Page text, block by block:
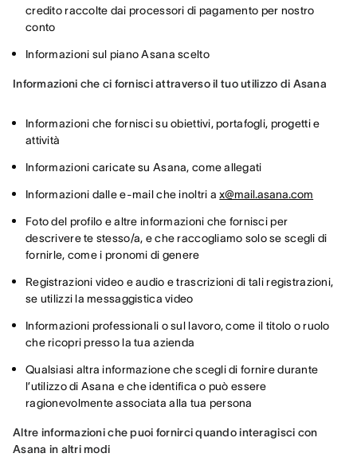
credito raccolte dai processori di pagamento per nostro
conto
Informazioni sul piano Asana scelto
Informazioni che ci fornisci attraverso il tuo utilizzo di Asana
Informazioni che fornisci su obiettivi, portafogli, progetti e
attività
Informazioni caricate su Asana, come allegati
Informazioni dalle e-mail che inoltri ax@mail.asana.com
Foto del profilo e altre informazioni che fornisci per
descrivere te stesso/a, e che raccogliamo solo se scegli di
fornirle, come i pronomi di genere
Registrazioni video e audio e trascrizioni di tali registrazioni,
se utilizzi la messaggistica video
Informazioni professionali o sul lavoro, come il titolo o ruolo
che ricopri presso la tua azienda
Qualsiasi altra informazione che scegli di fornire durante
l’utilizzo di Asana e che identifica o può essere
ragionevolmente associata alla tua persona
Altre informazioni che puoi fornirci quando interagisci con
Asana in altri modi